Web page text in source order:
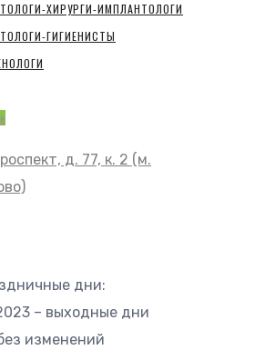
ХИРУРГИ-ИМПЛАНТОЛОГИ
ГИГИЕНИСТЫ
д. 77, к. 2 (м.
дни:
– выходные дни
изменений